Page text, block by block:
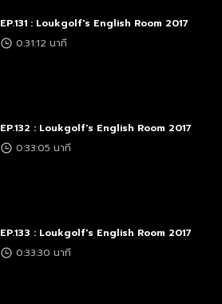
EP.131 : Loukgolf's English Room 2017
0:31:12 นาที
EP.132 : Loukgolf's English Room 2017
0:33:05 นาที
EP.133 : Loukgolf's English Room 2017
0:33:30 นาที